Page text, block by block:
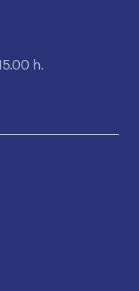
h.